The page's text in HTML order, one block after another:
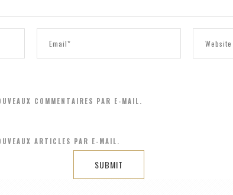
COMMENTAIRES PAR E-MAIL.
ARTICLES PAR E-MAIL.